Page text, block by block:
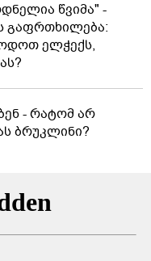
წვიმა" -
გაფრთხილება:
ელჭექს,
- რატომ არ
ბრუკლინი?